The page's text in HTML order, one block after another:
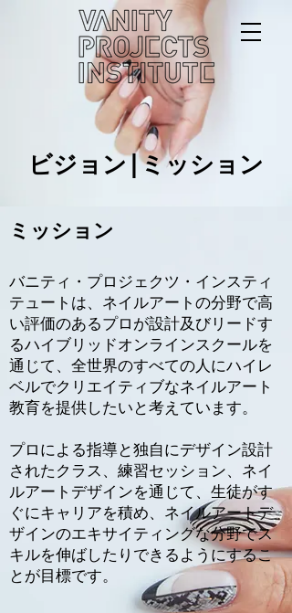
ビジョン|ミッション
ミッション
バニティ・プロジェクツ・インスティ
テュートは、ネイルアートの分野で高
い評価のあるプロが設計及びリードす
るハイブリッドオンラインスクールを
通じて、全世界のすべての人にハイレ
ベルでクリエイティブなネイルアート
教育を提供したいと考えています。
プロによる指導と独自にデザイン設計
されたクラス、練習セッション、ネイ
ルアートデザインを通じて、生徒がす
ぐにキャリアを積め、ネイルアートデ
ザインのエキサイティングな分野でス
キルを伸ばしたりできるようにするこ
とが目標です。